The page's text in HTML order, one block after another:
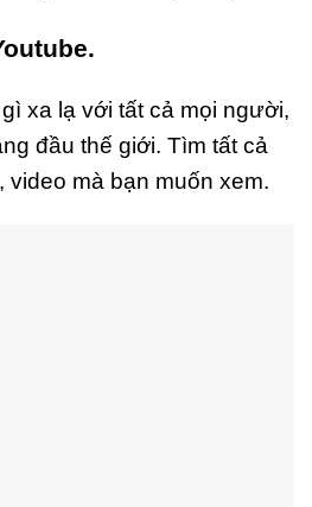
xa lạ với tất cả mọi người,
đầu thế giới. Tìm tất cả
video mà bạn muốn xem.